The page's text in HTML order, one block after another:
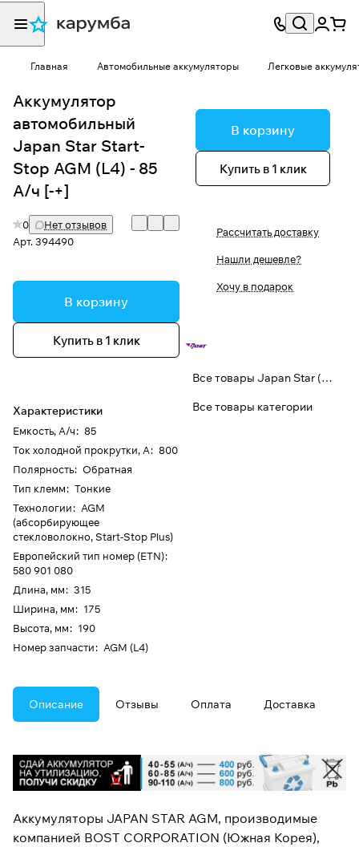
Главная Автомобильные аккумуляторы Легковые
Аккумулятор
автомобильный
Japan Star Start-
Stop AGM (L4) - 85
А/ч [-+]
0
Нет отзывов
Арт.394490
В корзину
Купить в 1 клик
Характеристики
Емкость, А/ч: 85
Ток холодной прокрутки, А: 800
Полярность: Обратная
Тип клемм: Тонкие
Технологии: AGM
(абсорбирующее
стекловолокно, Start-Stop Plus)
Европейский тип номер (ETN):
580 901 080
Длина, мм: 315
Ширина, мм: 175
Высота, мм: 190
Номер запчасти: AGM (L4)
В корзину
Купить в 1 клик
Рассчитать доставку
Нашли дешевле?
Хочу в подарок
Все товары Japan Star (Bost)
Все товары категории
Описание Отзывы Оплата Доставка
Аккумуляторы JAPAN STAR AGM, производимые
компанией BOST CORPORATION (Южная Корея),